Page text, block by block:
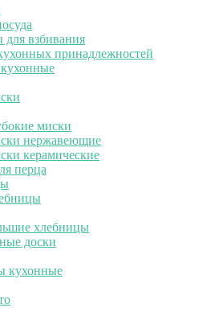
взбивания
принадлежностей
миски
нержавеющие
керамические
перца
хлебницы
доски
кухонные